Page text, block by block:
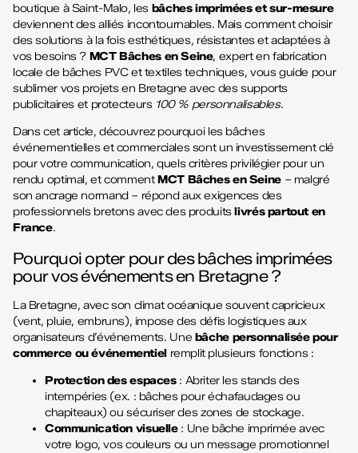
boutique à Saint-Malo, les bâches imprimées et sur-mesure
deviennent des alliés incontournables. Mais comment choisir
des solutions à la fois esthétiques, résistantes et adaptées à
vos besoins ? MCT Bâches en Seine, expert en fabrication
locale de bâches PVC et textiles techniques, vous guide pour
sublimer vos projets en Bretagne avec des supports
publicitaires et protecteurs 100 % personnalisables.
Dans cet article, découvrez pourquoi les bâches
événementielles et commerciales sont un investissement clé
pour votre communication, quels critères privilégier pour un
rendu optimal, et commentMCT Bâches en Seine– malgré
son ancrage normand – répond aux exigences des
professionnels bretons avec des produitslivrés partout en
France.
Pourquoi opter pour des bâches imprimées
pour vos événements en Bretagne ?
La Bretagne, avec son climat océanique souvent capricieux
(vent, pluie, embruns), impose des défis logistiques aux
organisateurs d’événements. Une bâche personnalisée pour
commerce ou événementielremplit plusieurs fonctions :
Protection des espaces: Abriter les stands des
intempéries (ex. : bâches pour échafaudages ou
chapiteaux) ou sécuriser des zones de stockage.
Communication visuelle: Une bâche imprimée avec
votre logo, vos couleurs ou un message promotionnel